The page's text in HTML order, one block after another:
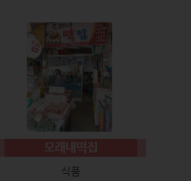
모래내떡집
식품